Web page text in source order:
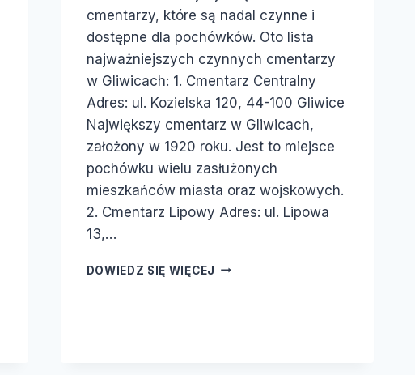
cmentarzy, które są nadal czynne i
dostępne dla pochówków. Oto lista
najważniejszych czynnych cmentarzy
w Gliwicach: 1. Cmentarz Centralny
Adres: ul. Kozielska 120, 44-100 Gliwice
Największy cmentarz w Gliwicach,
założony w 1920 roku. Jest to miejsce
pochówku wielu zasłużonych
mieszkańców miasta oraz wojskowych.
2. Cmentarz Lipowy Adres: ul. Lipowa
13,…
DOWIEDZ SIĘ WIĘCEJ